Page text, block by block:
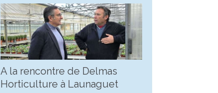
A la rencontre de Delmas
Horticulture à Launaguet